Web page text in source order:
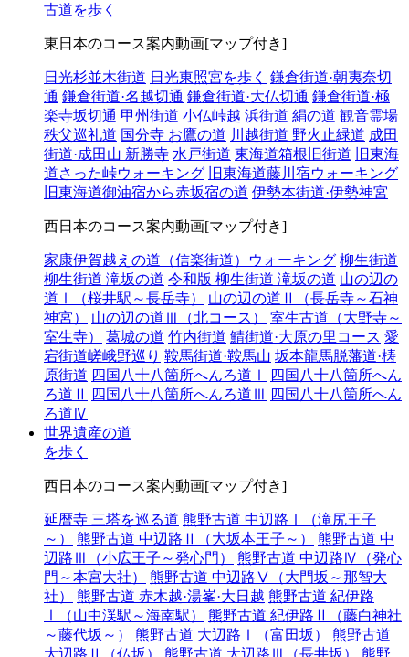
古道を歩く
東日本のコース案内動画[マップ付き]
日光杉並木街道 日光東照宮を歩く 鎌倉街道·朝夷奈切
通 鎌倉街道·名越切通 鎌倉街道·大仏切通 鎌倉街道·極
楽寺坂切通 甲州街道 小仏峠越 浜街道 絹の道 観音霊場
秩父巡礼道 国分寺 お鷹の道 川越街道 野火止緑道 成田
街道·成田山 新勝寺 水戸街道 東海道箱根旧街道
旧東海
道さった峠ウォーキング
旧東海道藤川宿ウォーキング
旧東海道御油宿から赤坂宿の道 伊勢本街道·伊勢神宮
西日本のコース案内動画[マップ付き]
家康伊賀越えの道（信楽街道）ウォーキング 柳生街道
柳生街道 滝坂の道 令和版 柳生街道 滝坂の道 山の辺の
道Ⅰ（桜井駅～長岳寺）
山の辺の道Ⅱ（長岳寺～石神
神宮）
山の辺の道Ⅲ（北コース）
室生古道（大野寺～
室生寺）
葛城の道 竹内街道 鯖街道·大原の里コース 愛
宕街道嵯峨野巡り 鞍馬街道·鞍馬山 坂本龍馬脱藩道·梼
原街道 四国八十八箇所へんろ道Ⅰ
四国八十八箇所へん
ろ道Ⅱ
四国八十八箇所へんろ道Ⅲ 四国八十八箇所へん
ろ道Ⅳ
世界遺産の道
を歩く
西日本のコース案内動画[マップ付き]
延暦寺 三塔を巡る道 熊野古道 中辺路Ⅰ（滝尻王子
～）
熊野古道 中辺路Ⅱ（大坂本王子～）
熊野古道 中
辺路Ⅲ（小広王子～発心門）
熊野古道 中辺路Ⅳ（発心
門～本宮大社）
熊野古道 中辺路Ⅴ（大門坂～那智大
社）
熊野古道 赤木越·湯峯·大日越 熊野古道 紀伊路
Ⅰ（山中渓駅～海南駅）
熊野古道 紀伊路Ⅱ（藤白神社
～藤代坂～）
熊野古道 大辺路Ⅰ（富田坂）
熊野古道
大辺路Ⅱ（仏坂）
熊野古道 大辺路Ⅲ（長井坂）
熊野